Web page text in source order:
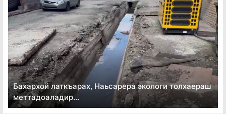
Бахархой латкъарах, Наьсарера экологи толхаераш
меттадоаладир...